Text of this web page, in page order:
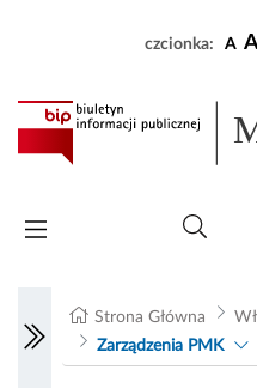
czcionka: A
Strona Główna
Zarządzenia PMK